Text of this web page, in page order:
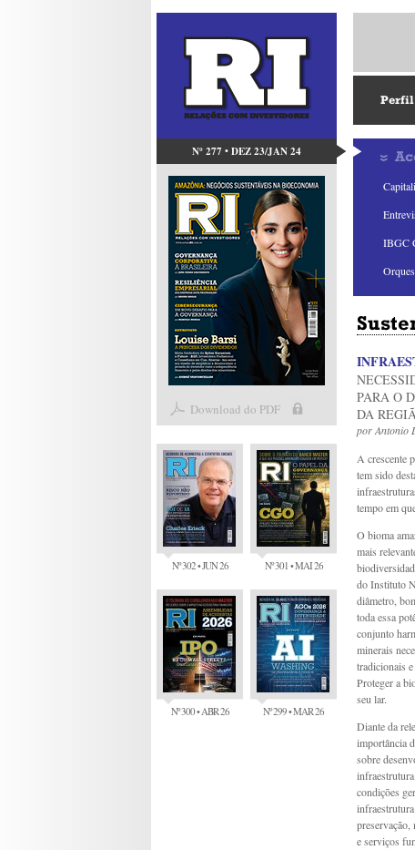
Nº 277 • DEZ 23/JAN 24
Download do PDF
Nº 302 • JUN 26 Nº 301 • MAI 26
Nº 300 • ABR 26 Nº 299 • MAR 26
Perfil
IBGC
PARA O
DA
porAntonio
A crescente
tem sido
tempo em
O bioma
mais
do Instituto
diâmetro,
toda essa
conjunto
minerais
tradicionais
Proteger a
seu lar.
Diante da
importância
sobre
condições
preservação,
e serviços